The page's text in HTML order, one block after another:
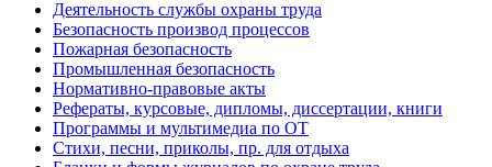
Деятельность службы охраны труда
Безопасность производ процессов
Пожарная безопасность
Промышленная безопасность
Нормативно-правовые акты
Рефераты, курсовые, дипломы, диссертации, книги
Программы и мультимедиа по ОТ
Стихи, песни, приколы, пр. для отдыха